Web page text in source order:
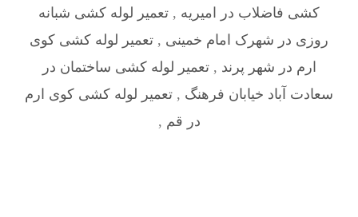
کشی فاضلاب در امیریه , تعمیر لوله کشی شبانه
روزی در شهرک امام خمینی , تعمیر لوله کشی کوی
ارم در شهر پرند ,تعمیر لوله کشی ساختمان در
سعادت آباد خیابان فرهنگ , تعمیر لوله کشی کوی ارم
در قم ,